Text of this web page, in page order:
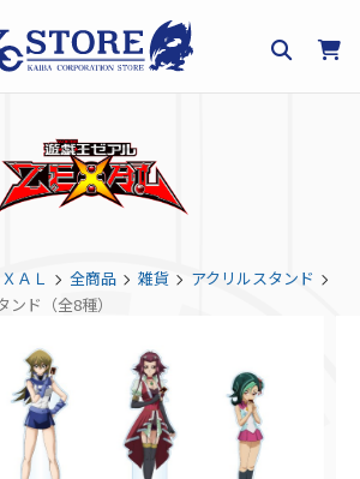
ＡＬ 全商品 雑貨
アクリルスタンド
ド（全8種）